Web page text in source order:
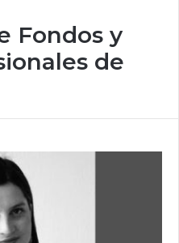
Fondos y
de